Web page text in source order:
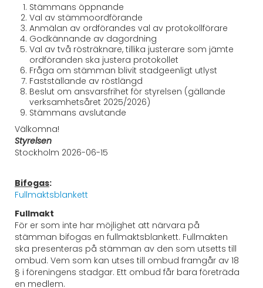
Stämmans öppnande
Val av stämmoordförande
Anmälan av ordförandes val av protokollförare
Godkännande av dagordning
Val av två rösträknare, tillika justerare som jämte
ordföranden ska justera protokollet
Fråga om stämman blivit stadgeenligt utlyst
Fastställande av röstlängd
Beslut om ansvarsfrihet för styrelsen (gällande
verksamhetsåret 2025/2026)
Stämmans avslutande
Välkomna!
Styrelsen
Stockholm 2026-06-15
Bifogas:
Fullmaktsblankett
Fullmakt
För er som inte har möjlighet att närvara på
stämman bifogas en fullmaktsblankett. Fullmakten
ska presenteras på stämman av den som utsetts till
ombud. Vem som kan utses till ombud framgår av 18
§ i föreningens stadgar. Ett ombud får bara företräda
en medlem.